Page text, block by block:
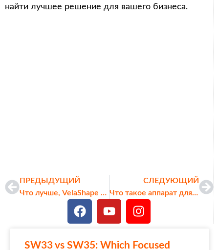
найти лучшее решение для вашего бизнеса.
ПРЕДЫДУЩИЙ
Что лучше, VelaShape или LPG?
СЛЕДУЮЩИЙ
Что такое аппарат для криотерапии? Полное руководство
SW33 vs SW35: Which Focused
Arabic